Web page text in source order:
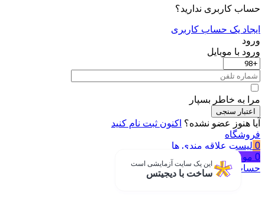
حساب کاربری ندارید؟
ایجاد یک حساب کاربری
ورود
ورود با موبایل
مرا به خاطر بسپار
اعتبار سنجی
آیا هنوز عضو نشده؟ اکنون ثبت نام کنید
این یک سایت آزمایشی است
ساخت با دیجیتس
فروشگاه
0 لیست علاقه مندی ها
0 مورد
حساب من